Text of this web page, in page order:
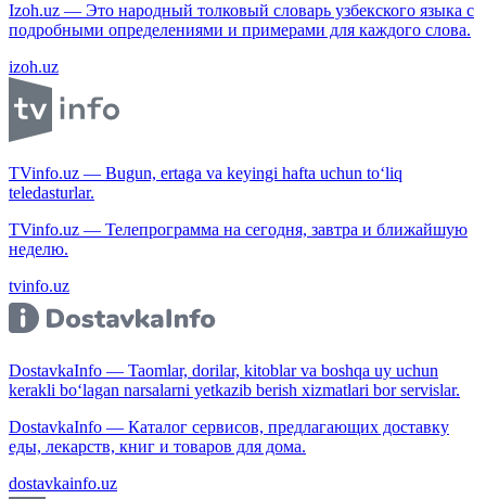
Izoh.uz — Это народный толковый словарь узбекского языка с
подробными определениями и примерами для каждого слова.
izoh.uz
TVinfo.uz — Bugun, ertaga va keyingi hafta uchun to‘liq
teledasturlar.
TVinfo.uz — Телепрограмма на сегодня, завтра и ближайшую
неделю.
tvinfo.uz
DostavkaInfo — Taomlar, dorilar, kitoblar va boshqa uy uchun
kerakli bo‘lagan narsalarni yetkazib berish xizmatlari bor servislar.
DostavkaInfo — Каталог сервисов, предлагающих доставку
еды, лекарств, книг и товаров для дома.
dostavkainfo.uz